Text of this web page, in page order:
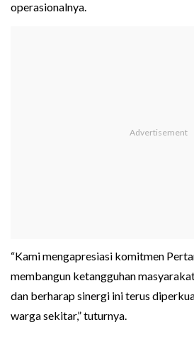
operasionalnya.
“Kami mengapresiasi komitmen
membangun ketangguhan
dan berharap sinergi ini terus
warga sekitar,” tuturnya.